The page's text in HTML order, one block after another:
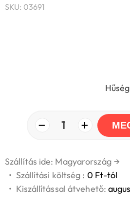
SKU: 03691
− 1 +
Szállítás ide: Magyarország →
• Szállítási költség : 0 Ft-tól
• Kiszállítással átvehető: